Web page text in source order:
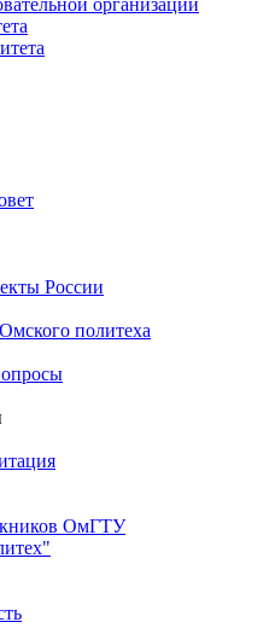
организации
России
политеха
ОмГТУ